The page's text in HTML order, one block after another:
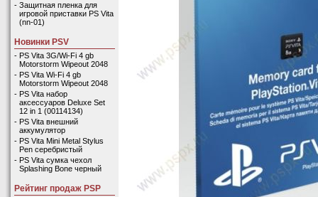
- Защитная пленка для
игровой приставки PS Vita
(nn-01)
Новинки PSV
- PS Vita 3G/Wi-Fi 4 gb
Motorstorm Wipeout 2048
- PS Vita Wi-Fi 4 gb
Motorstorm Wipeout 2048
- PS Vita набор
аксессуаров Deluxe Set
12 in 1 (00114134)
- PS Vita внешний
аккумулятор
- PS Vita Mini Metal Stylus
Pen серебристый
- PS Vita сумка чехол
Splashing Bone черный
Рейтинг продаж PSP